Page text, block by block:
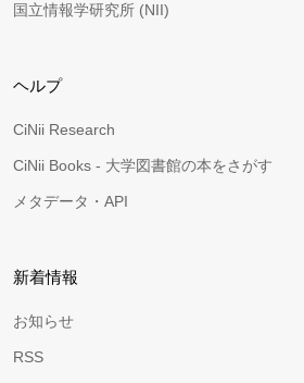
国立情報学研究所 (NII)
ヘルプ
CiNii Research
CiNii Books - 大学図書館の本をさがす
メタデータ・API
新着情報
お知らせ
RSS